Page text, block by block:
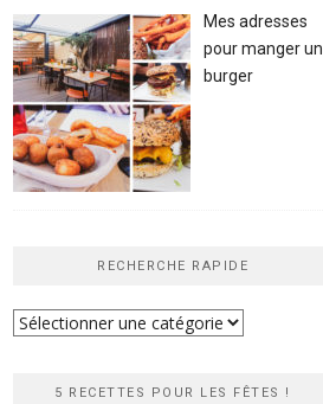
Mes adresses
pour manger un
burger
RECHERCHE RAPIDE
Recherche
5 RECETTES POUR LES FÊTES !